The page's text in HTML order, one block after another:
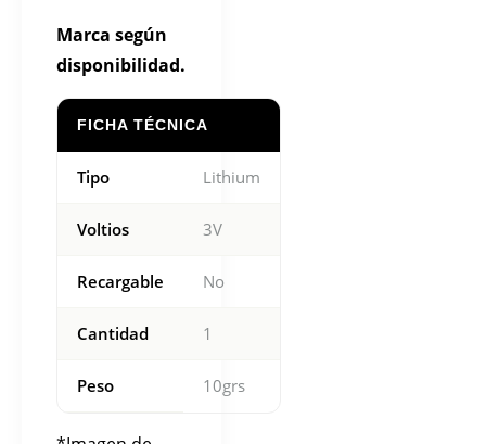
Marca según
disponibilidad.
FICHA TÉCNICA
Tipo Lithium
Voltios 3V
Recargable No
Cantidad 1
Peso 10grs